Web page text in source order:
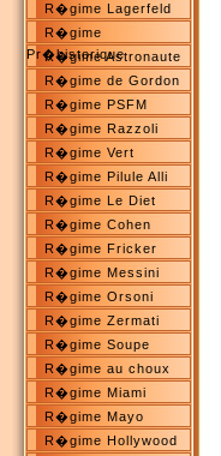
R�gime Lagerfeld
R�gime
Pr�historique
R�gime Astronaute
R�gime de Gordon
R�gime PSFM
R�gime Razzoli
R�gime Vert
R�gime Pilule Alli
R�gime Le Diet
R�gime Cohen
R�gime Fricker
R�gime Messini
R�gime Orsoni
R�gime Zermati
R�gime Soupe
R�gime au choux
R�gime Miami
R�gime Mayo
R�gime Hollywood